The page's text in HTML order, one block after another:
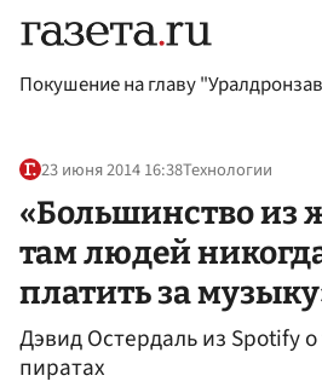
Покушение на главу
23 июня 2014 16:38Технологии
«Большинство из
там людей
платить за
Дэвид Остердаль из Spotify
пиратах